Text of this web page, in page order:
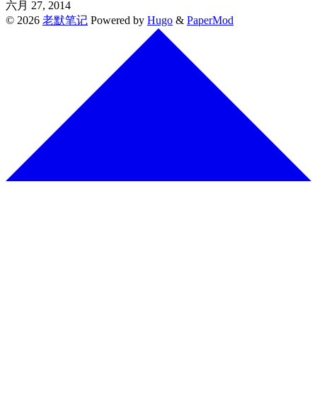
六月 27, 2014
© 2026 老默笔记 Powered by Hugo & PaperMod